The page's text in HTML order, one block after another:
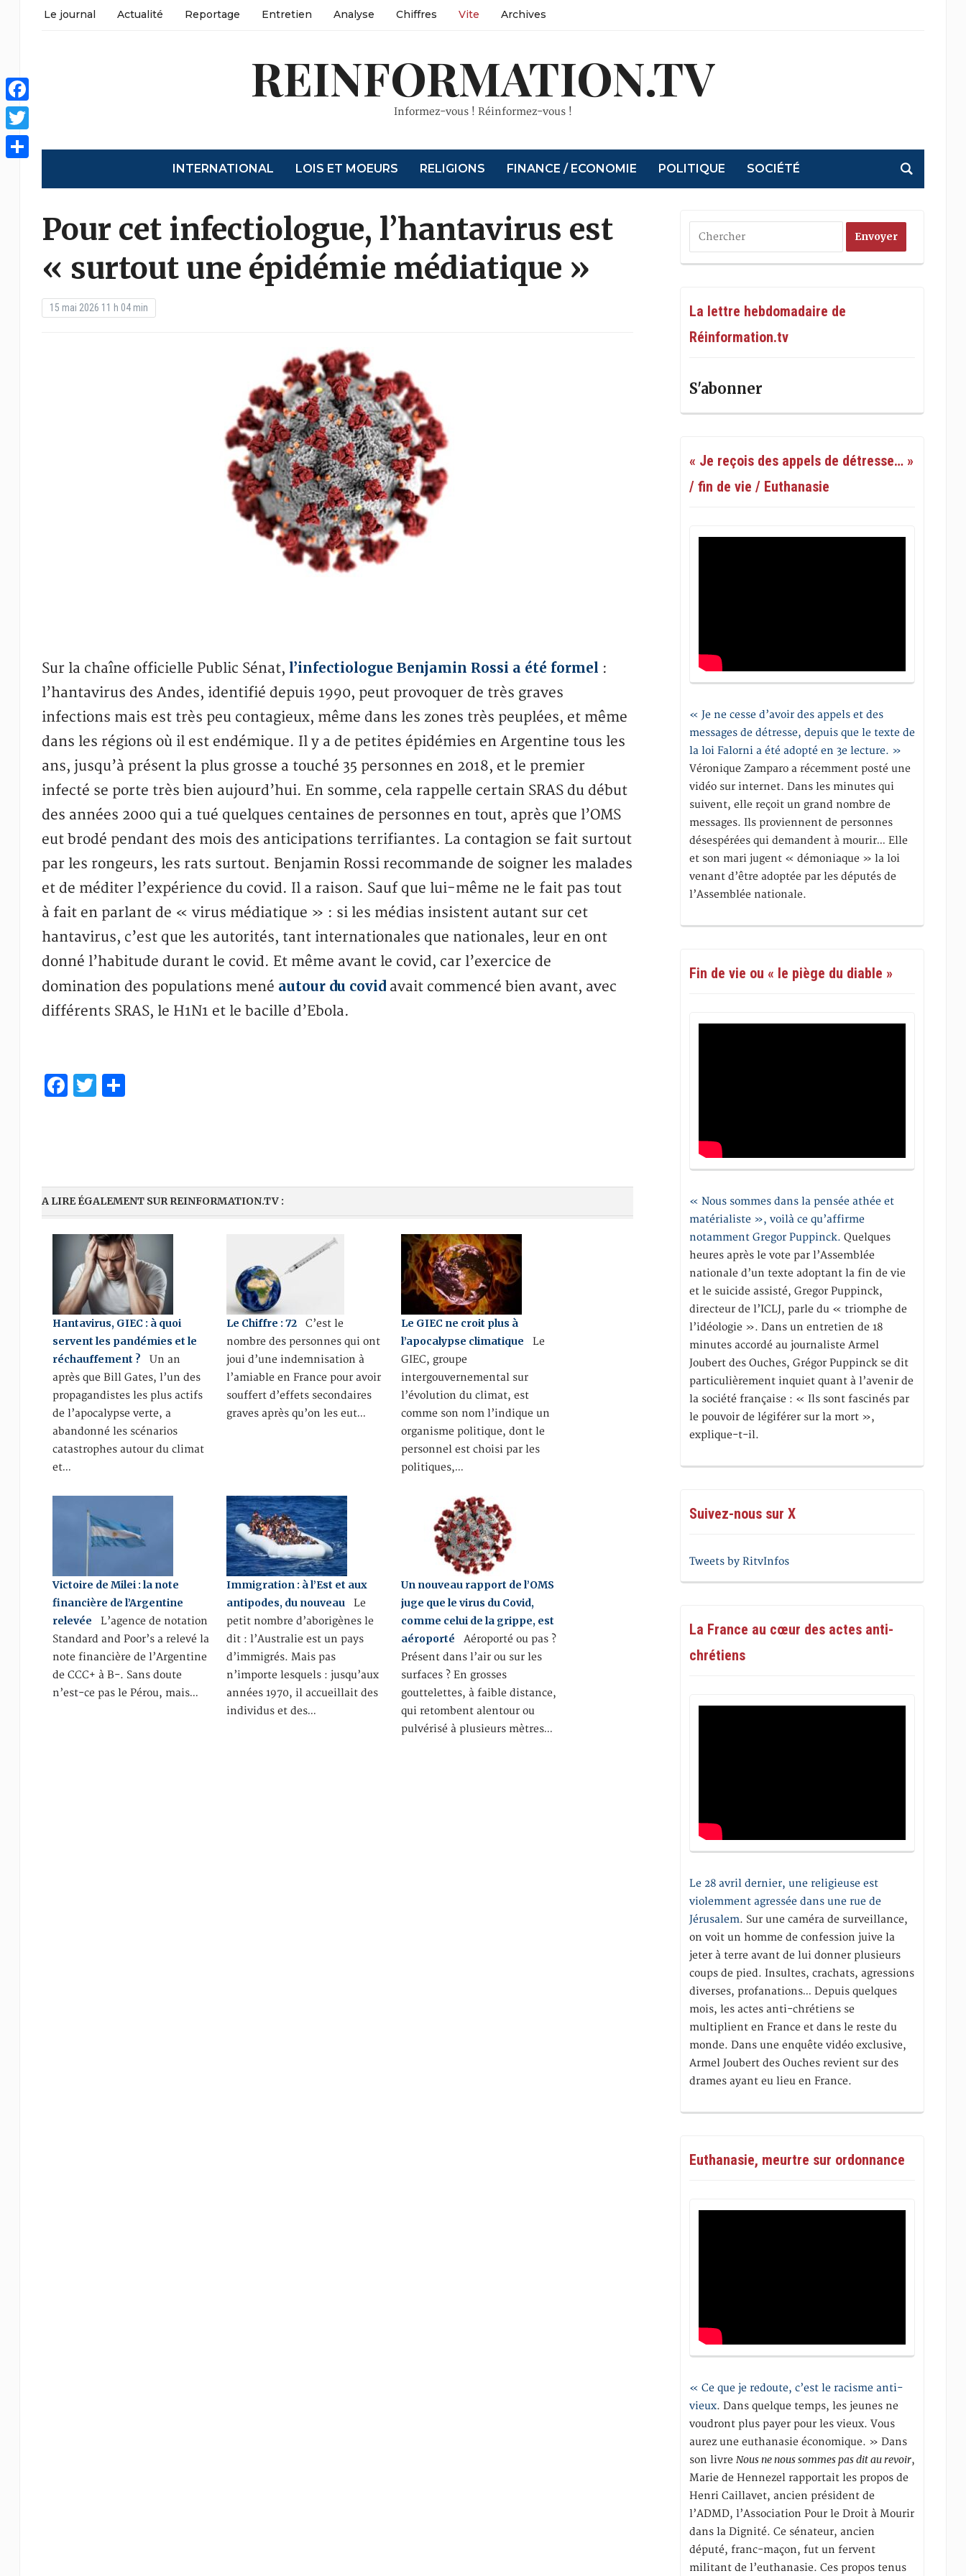
Le journal Actualité Reportage Entretien Analyse Chiffres Vite Archives
REINFORMATION.TV
Informez-vous ! Réinformez-vous !
INTERNATIONAL LOIS ET MOEURS RELIGIONS FINANCE / ECONOMIE POLITIQUE SOCIÉTÉ
Pour cet infectiologue, l’hantavirus est
« surtout une épidémie médiatique »
15 mai 2026 11 h 04 min
Sur la chaîne officielle Public Sénat, l’infectiologue Benjamin Rossi a été formel :
l’hantavirus des Andes, identifié depuis 1990, peut provoquer de très graves
infections mais est très peu contagieux, même dans les zones très peuplées, et même
dans les régions où il est endémique. Il y a de petites épidémies en Argentine tous les
ans, jusqu’à présent la plus grosse a touché 35 personnes en 2018, et le premier
infecté se porte très bien aujourd’hui. En somme, cela rappelle certain SRAS du début
des années 2000 qui a tué quelques centaines de personnes en tout, après que l’OMS
eut brodé pendant des mois des anticipations terrifiantes. La contagion se fait surtout
par les rongeurs, les rats surtout. Benjamin Rossi recommande de soigner les malades
et de méditer l’expérience du covid. Il a raison. Sauf que lui-même ne le fait pas tout
à fait en parlant de « virus médiatique » : si les médias insistent autant sur cet
hantavirus, c’est que les autorités, tant internationales que nationales, leur en ont
donné l’habitude durant le covid. Et même avant le covid, car l’exercice de
domination des populations mené autour du covidavait commencé bien avant, avec
différents SRAS, le H1N1 et le bacille d’Ebola.
Facebook
Twitter
Partager
A LIRE ÉGALEMENT SUR REINFORMATION.TV :
Hantavirus, GIEC : à quoi
servent les pandémies et le
réchauffement ? Un an
après que Bill Gates, l’un des
propagandistes les plus actifs
de l’apocalypse verte, a
abandonné les scénarios
catastrophes autour du climat
et…
Le Chiffre : 72 C’est le
nombre des personnes qui ont
joui d’une indemnisation à
l’amiable en France pour avoir
souffert d’effets secondaires
graves après qu’on les eut…
Le GIEC ne croit plus à
l’apocalypse climatique Le
GIEC, groupe
intergouvernemental sur
l’évolution du climat, est
comme son nom l’indique un
organisme politique, dont le
personnel est choisi par les
politiques,…
Victoire de Milei : la note
financière de l’Argentine
relevée L’agence de notation
Standard and Poor’s a relevé la
note financière de l’Argentine
de CCC+ à B-. Sans doute
n’est-ce pas le Pérou, mais…
Immigration : à l’Est et aux
antipodes, du nouveau Le
petit nombre d’aborigènes le
dit : l’Australie est un pays
d’immigrés. Mais pas
n’importe lesquels : jusqu’aux
années 1970, il accueillait des
individus et des…
Un nouveau rapport de l’OMS
juge que le virus du Covid,
comme celui de la grippe, est
aéroporté Aéroporté ou pas ?
Présent dans l’air ou sur les
surfaces ? En grosses
gouttelettes, à faible distance,
qui retombent alentour ou
pulvérisé à plusieurs mètres…
La lettre hebdomadaire de
Réinformation.tv
S'abonner
« Je reçois des appels de détresse… »
/ fin de vie / Euthanasie
« Je ne cesse d’avoir des appels et des
messages de détresse, depuis que le texte de
la loi Falorni a été adopté en 3e lecture. »
Véronique Zamparo a récemment posté une
vidéo sur internet. Dans les minutes qui
suivent, elle reçoit un grand nombre de
messages. Ils proviennent de personnes
désespérées qui demandent à mourir… Elle
et son mari jugent « démoniaque » la loi
venant d’être adoptée par les députés de
l’Assemblée nationale.
Fin de vie ou « le piège du diable »
« Nous sommes dans la pensée athée et
matérialiste », voilà ce qu’affirme
notamment Gregor Puppinck. Quelques
heures après le vote par l’Assemblée
nationale d’un texte adoptant la fin de vie
et le suicide assisté, Gregor Puppinck,
directeur de l’ICLJ, parle du « triomphe de
l’idéologie ». Dans un entretien de 18
minutes accordé au journaliste Armel
Joubert des Ouches, Grégor Puppinck se dit
particulièrement inquiet quant à l’avenir de
la société française : « Ils sont fascinés par
le pouvoir de légiférer sur la mort »,
explique-t-il.
Suivez-nous sur X
Tweets by RitvInfos
La France au cœur des actes anti-
chrétiens
Le 28 avril dernier, une religieuse est
violemment agressée dans une rue de
Jérusalem. Sur une caméra de surveillance,
on voit un homme de confession juive la
jeter à terre avant de lui donner plusieurs
coups de pied. Insultes, crachats, agressions
diverses, profanations… Depuis quelques
mois, les actes anti-chrétiens se
multiplient en France et dans le reste du
monde. Dans une enquête vidéo exclusive,
Armel Joubert des Ouches revient sur des
drames ayant eu lieu en France.
Euthanasie, meurtre sur ordonnance
« Ce que je redoute, c’est le racisme anti-
vieux. Dans quelque temps, les jeunes ne
voudront plus payer pour les vieux. Vous
aurez une euthanasie économique. » Dans
son livreNous ne nous sommes pas dit au revoir,
Marie de Hennezel rapportait les propos de
Henri Caillavet, ancien président de
l’ADMD, l’Association Pour le Droit à Mourir
dans la Dignité. Ce sénateur, ancien
député, franc-maçon, fut un fervent
militant de l’euthanasie. Ces propos tenus
Facebook
Twitter